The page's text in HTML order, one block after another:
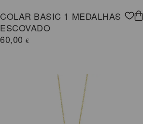
COLAR BASIC 1 MEDALHAS
ESCOVADO
60,00€